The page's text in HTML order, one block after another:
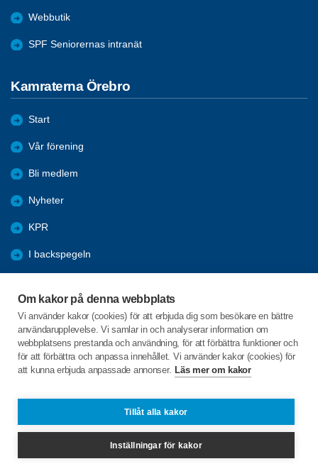
Om kakor på denna webbplats
Vi använder kakor (cookies) för att erbjuda dig som besökare en bättre
användarupplevelse. Vi samlar in och analyserar information om
webbplatsens prestanda och användning, för att förbättra funktioner och
för att förbättra och anpassa innehållet. Vi använder kakor (cookies) för
att kunna erbjuda anpassade annonser. Läs mer om kakor
Tillåt alla kakor
Inställningar för kakor
Webbutik
SPF Seniorernas intranät
Kamraterna Örebro
Start
Vår förening
Bli medlem
Nyheter
KPR
I backspegeln
Våra lokala sponsorer
Program
C/o:Lars-Göran Bergman